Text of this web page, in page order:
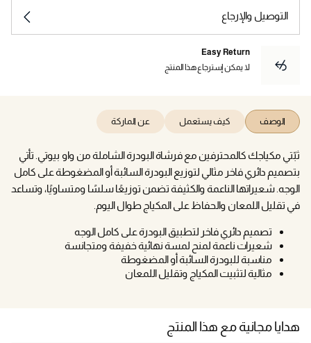
التوصيل والإرجاع
Easy Return
لا يمكن إسترجاع هذا المنتج
الوصف كيف يستعمل عن الماركة
ثبّتي مكياجك كالمحترفين مع فرشاة البودرة الشاملة من واو بيوتي. تأتي
بتصميم دائري فاخر مثالي لتوزيع البودرة السائبة أو المضغوطة على كامل
الوجه. شعيراتها الناعمة والكثيفة تضمن توزيعًا سلسًا ومتساويًا، وتساعد
في تقليل اللمعان والحفاظ على المكياج طوال اليوم.
تصميم دائري فاخر لتطبيق البودرة على كامل الوجه
شعيرات ناعمة لمنح لمسة نهائية خفيفة ومتجانسة
مناسبة للبودرة السائبة أو المضغوطة
مثالية لتثبيت المكياج وتقليل اللمعان
هدايا مجانية مع هذا المنتج